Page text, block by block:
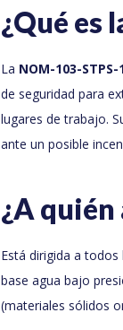
¿Qué es
La NOM-103-STPS-
de seguridad para
lugares de trabajo.
ante un posible
¿A
Está dirigida a
base agua bajo
(materiales sólidos